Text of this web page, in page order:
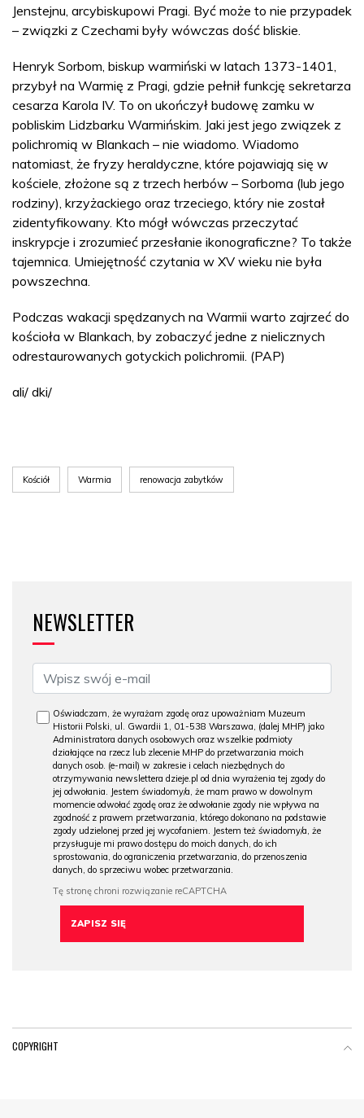
Jenstejnu, arcybiskupowi Pragi. Być może to nie przypadek
– związki z Czechami były wówczas dość bliskie.
Henryk Sorbom, biskup warmiński w latach 1373-1401,
przybył na Warmię z Pragi, gdzie pełnił funkcję sekretarza
cesarza Karola IV. To on ukończył budowę zamku w
pobliskim Lidzbarku Warmińskim. Jaki jest jego związek z
polichromią w Blankach – nie wiadomo. Wiadomo
natomiast, że fryzy heraldyczne, które pojawiają się w
kościele, złożone są z trzech herbów – Sorboma (lub jego
rodziny), krzyżackiego oraz trzeciego, który nie został
zidentyfikowany. Kto mógł wówczas przeczytać
inskrypcje i zrozumieć przesłanie ikonograficzne? To także
tajemnica. Umiejętność czytania w XV wieku nie była
powszechna.
Podczas wakacji spędzanych na Warmii warto zajrzeć do
kościoła w Blankach, by zobaczyć jedne z nielicznych
odrestaurowanych gotyckich polichromii. (PAP)
ali/ dki/
Kościół Warmia renowacja zabytków
NEWSLETTER
Oświadczam, że wyrażam zgodę oraz upoważniam Muzeum
Historii Polski, ul. Gwardii 1, 01-538 Warszawa, (dalej MHP) jako
Administratora danych osobowych oraz wszelkie podmioty
działające na rzecz lub zlecenie MHP do przetwarzania moich
danych osob. (e-mail) w zakresie i celach niezbędnych do
otrzymywania newslettera dzieje.pl od dnia wyrażenia tej zgody do
jej odwołania. Jestem świadomy/a, że mam prawo w dowolnym
momencie odwołać zgodę oraz że odwołanie zgody nie wpływa na
zgodność z prawem przetwarzania, którego dokonano na podstawie
zgody udzielonej przed jej wycofaniem. Jestem też świadomy/a, że
przysługuje mi prawo dostępu do moich danych, do ich
sprostowania, do ograniczenia przetwarzania, do przenoszenia
danych, do sprzeciwu wobec przetwarzania.
COPYRIGHT